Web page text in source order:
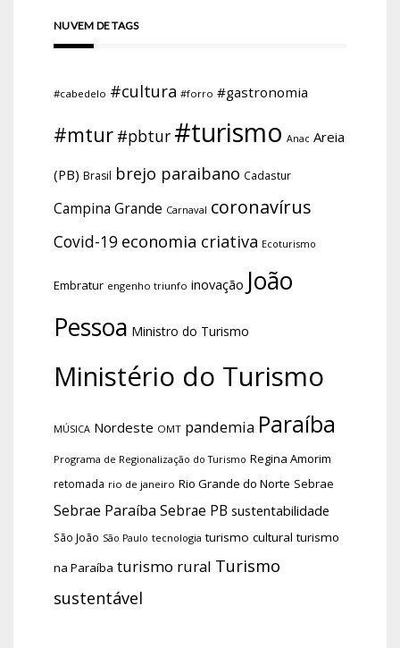
NUVEM DE TAGS
#cabedelo #cultura #forro #gastronomia
#mtur #pbtur #turismo Anac Areia
(PB) Brasil brejo paraibano Cadastur
Campina Grande Carnaval coronavírus
Covid-19 economia criativa Ecoturismo
Embratur engenho triunfo inovação João
Pessoa Ministro do Turismo
Ministério do Turismo
MÚSICA Nordeste OMT pandemia Paraíba
Programa de Regionalização do Turismo Regina Amorim
retomada rio de janeiro Rio Grande do Norte Sebrae
Sebrae Paraíba Sebrae PB sustentabilidade
São João São Paulo tecnologia turismo cultural turismo
na Paraíba turismo rural Turismo
sustentável